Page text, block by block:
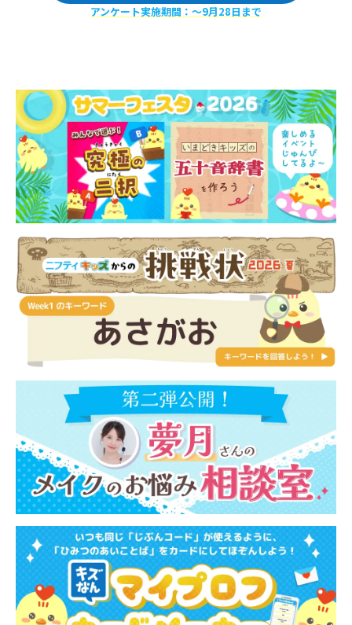
アンケート実施期間：〜9月28日まで